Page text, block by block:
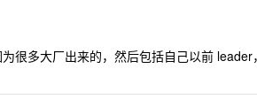
很多大厂出来的，然后包括自己以前